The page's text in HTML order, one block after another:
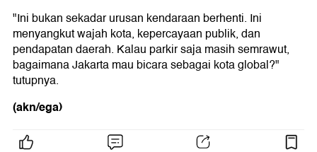
"Ini bukan sekadar urusan kendaraan berhenti. Ini
menyangkut wajah kota, kepercayaan publik, dan
pendapatan daerah. Kalau parkir saja masih semrawut,
bagaimana Jakarta mau bicara sebagai kota global?"
tutupnya.
(akn/ega)